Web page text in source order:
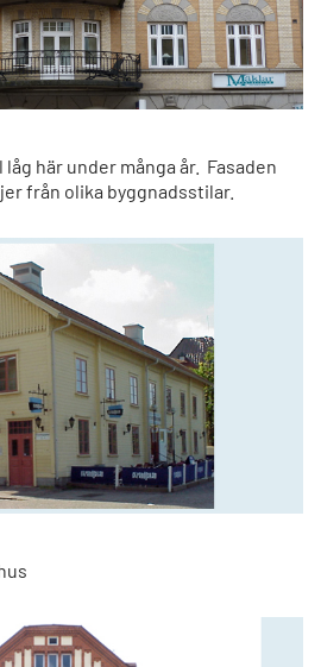
här under många år. Fasaden
från olika byggnadsstilar.